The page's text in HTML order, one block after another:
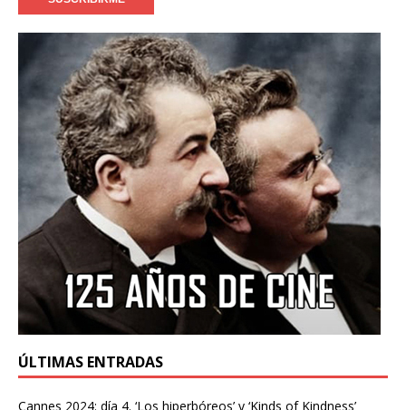
ÚLTIMAS ENTRADAS
Cannes 2024: día 4. ‘Los hiperbóreos’ y ‘Kinds of Kindness’